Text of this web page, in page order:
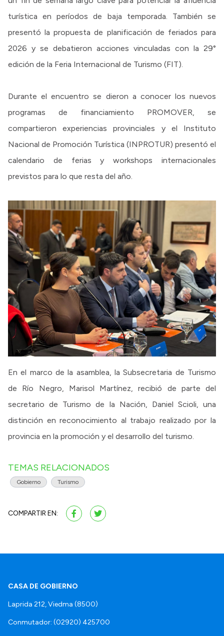
turística en períodos de baja temporada. También se
presentó la propuesta de planificación de feriados para
2026 y se debatieron acciones vinculadas con la 29°
edición de la Feria Internacional de Turismo (FIT).
Durante el encuentro se dieron a conocer los nuevos
programas de financiamiento PROMOVER, se
compartieron experiencias provinciales y el Instituto
Nacional de Promoción Turística (INPROTUR) presentó el
calendario de ferias y workshops internacionales
previstos para lo que resta del año.
En el marco de la asamblea, la Subsecretaria de Turismo
de Río Negro, Marisol Martínez, recibió de parte del
secretario de Turismo de la Nación, Daniel Scioli, una
distinción en reconocimiento al trabajo realizado por la
provincia en la promoción y el desarrollo del turismo.
TEMAS RELACIONADOS
Gobierno Turismo
COMPARTIR EN:
CASA DE GOBIERNO
Laprida 212, Viedma (8500)
Conmutador: (02920) 425700